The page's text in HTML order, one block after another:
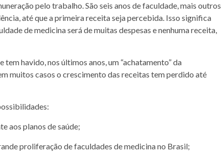
pelo trabalho. São seis anos de faculdade, mais outros
até que a primeira receita seja percebida. Isso significa
de medicina será de muitas despesas e nenhuma receita,
havido, nos últimos anos, um “achatamento” da
muitos casos o crescimento das receitas tem perdido até
aos planos de saúde;
proliferação de faculdades de medicina no Brasil;